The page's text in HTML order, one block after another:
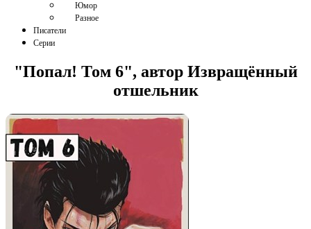
Юмор
Разное
Писатели
Серии
"Попал! Том 6", автор Извращённый
отшельник